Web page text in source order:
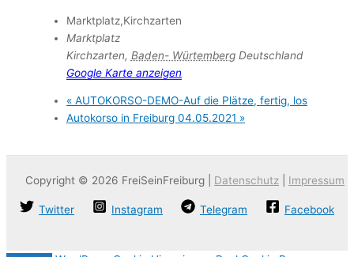
Marktplatz,Kirchzarten
Marktplatz
Kirchzarten, Baden- Würtemberg Deutschland
Google Karte anzeigen
«AUTOKORSO-DEMO-Auf die Plätze, fertig, los
Autokorso in Freiburg 04.05.2021 »
Copyright © 2026 FreiSeinFreiburg | Datenschutz Impressum
Twitter Instagram Telegram Facebook